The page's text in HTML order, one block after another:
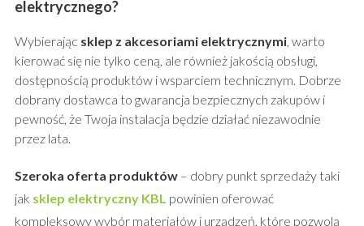
elektrycznego?
Wybierając sklep z akcesoriami elektrycznymi, warto
kierować się nie tylko ceną, ale również jakością obsługi,
dostępnością produktów i wsparciem technicznym. Dobrze
dobrany dostawca to gwarancja bezpiecznych zakupów i
pewność, że Twoja instalacja będzie działać niezawodnie
przez lata.
Szeroka oferta produktów– dobry punkt sprzedaży taki
jak sklep elektryczny KBL powinien oferować
kompleksowy wybór materiałów i urządzeń, które pozwolą